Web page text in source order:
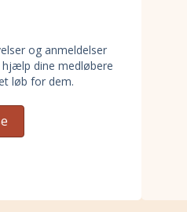
og anmeldelser
dine medløbere
løb for dem.